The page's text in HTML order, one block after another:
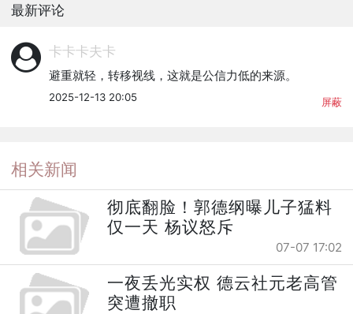
最新评论
卡卡卡夫卡
避重就轻，转移视线，这就是公信力低的来源。
2025-12-13 20:05 屏蔽
相关新闻
彻底翻脸！郭德纲曝儿子猛料
仅一天 杨议怒斥
07-07 17:02
一夜丢光实权 德云社元老高管
突遭撤职